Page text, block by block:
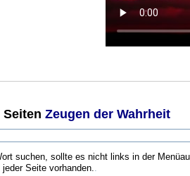
SeitenZeugen der Wahrheit
suchen, sollte es nicht links in der
Seite vorhanden.